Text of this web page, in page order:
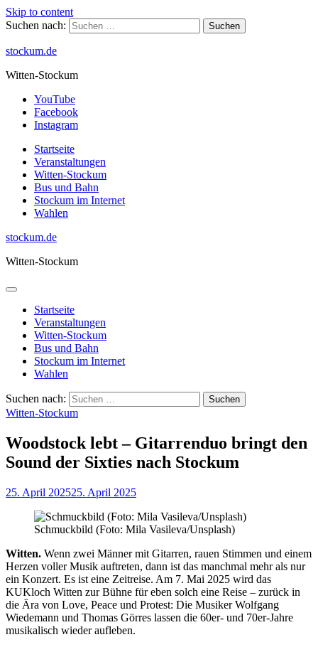
Skip to content
Suchen nach:
stockum.de
Witten-Stockum
YouTube
Facebook
Instagram
Startseite
Veranstaltungen
Witten-Stockum
Bus und Bahn
Stockum im Internet
Wahlen
stockum.de
Witten-Stockum
Startseite
Veranstaltungen
Witten-Stockum
Bus und Bahn
Stockum im Internet
Wahlen
Suchen nach:
Witten-Stockum
Woodstock lebt – Gitarrenduo bringt den
Sound der Sixties nach Stockum
25. April 202525. April 2025
Schmuckbild (Foto: Mila Vasileva/Unsplash)
Witten. Wenn zwei Männer mit Gitarren, rauen Stimmen und einem
Herzen voller Musik auftreten, dann ist das manchmal mehr als nur
ein Konzert. Es ist eine Zeitreise. Am 7. Mai 2025 wird das
KUKloch Witten zur Bühne für eben solch eine Reise – zurück in
die Ära von Love, Peace und Protest: Die Musiker Wolfgang
Wiedemann und Thomas Görres lassen die 60er- und 70er-Jahre
musikalisch wieder aufleben.